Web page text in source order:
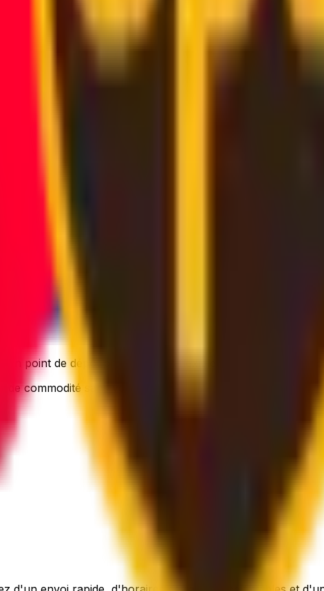
dans le monde entiergrâce à des services de livraison
et apportera l'étiquette pour vous, il ne vous reste
pas pressé.
point de dépôt proche – plus flexible, toujours abordable.
commodité sans vous ruiner.